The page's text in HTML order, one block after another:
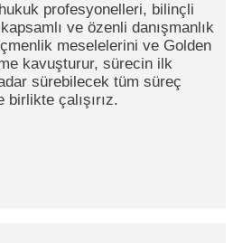
profesyonelleri, bilinçli
ve özenli danışmanlık
meselelerini ve Golden
kavuşturur, sürecin ilk
sürebilecek tüm süreç
çalışırız.